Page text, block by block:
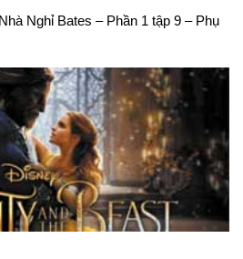
Nghỉ Bates – Phần 1 tập 9 – Phụ